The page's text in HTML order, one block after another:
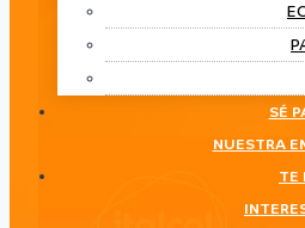
SÉ
NUESTRA
TE